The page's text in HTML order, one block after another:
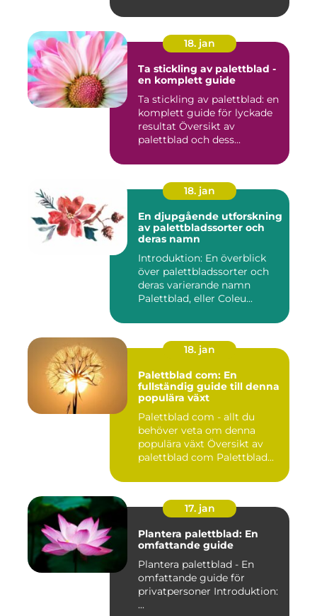
18. jan
Ta stickling av palettblad -
en komplett guide
Ta stickling av palettblad: en
komplett guide för lyckade
resultat Översikt av
palettblad och dess...
18. jan
En djupgående utforskning
av palettbladssorter och
deras namn
Introduktion: En överblick
över palettbladssorter och
deras varierande namn
Palettblad, eller Coleu...
18. jan
Palettblad com: En
fullständig guide till denna
populära växt
Palettblad com - allt du
behöver veta om denna
populära växt Översikt av
palettblad com Palettblad...
17. jan
Plantera palettblad: En
omfattande guide
Plantera palettblad - En
omfattande guide för
privatpersoner Introduktion:
...